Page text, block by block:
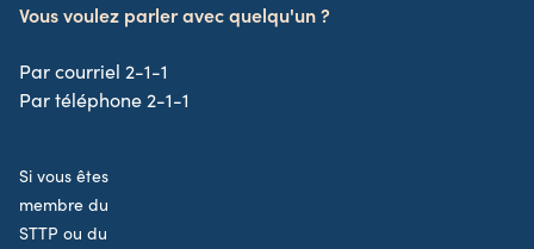
Vous voulez parler avec quelqu'un ?
Par courriel 2-1-1
Par téléphone 2-1-1
Si vous êtes
membre du
STTP ou du